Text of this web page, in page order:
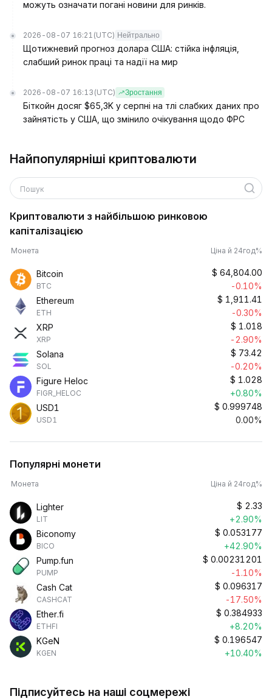
можуть означати погані новини для ринків.
2026-08-07 16:21 (UTC) Нейтрально
Щотижневий прогноз долара США: стійка інфляція,
слабший ринок праці та надії на мир
2026-08-07 16:13 (UTC) Зростання
Біткойн досяг $65,3K у серпні на тлі слабких даних про
зайнятість у США, що змінило очікування щодо ФРС
Найпопулярніші криптовалюти
Пошук
Криптовалюти з найбільшою ринковою
капіталізацією
Монета Ціна й 24год%
Bitcoin
BTC
$ 64,804.00
-0.10%
Ethereum
ETH
$ 1,911.41
-0.30%
XRP
XRP
$ 1.018
-2.90%
Solana
SOL
$ 73.42
-0.20%
Figure Heloc
FIGR_HELOC
$ 1.028
+0.80%
USD1
USD1
$ 0.999748
0.00%
Популярні монети
Монета Ціна й 24год%
Lighter
LIT
$ 2.33
+2.90%
Biconomy
BICO
$ 0.053177
+42.90%
Pump.fun
PUMP
$ 0.00231201
-1.10%
Cash Cat
CASHCAT
$ 0.096317
-17.50%
Ether.fi
ETHFI
$ 0.384933
+8.20%
KGeN
KGEN
$ 0.196547
+10.40%
Підписуйтесь на наші соцмережі